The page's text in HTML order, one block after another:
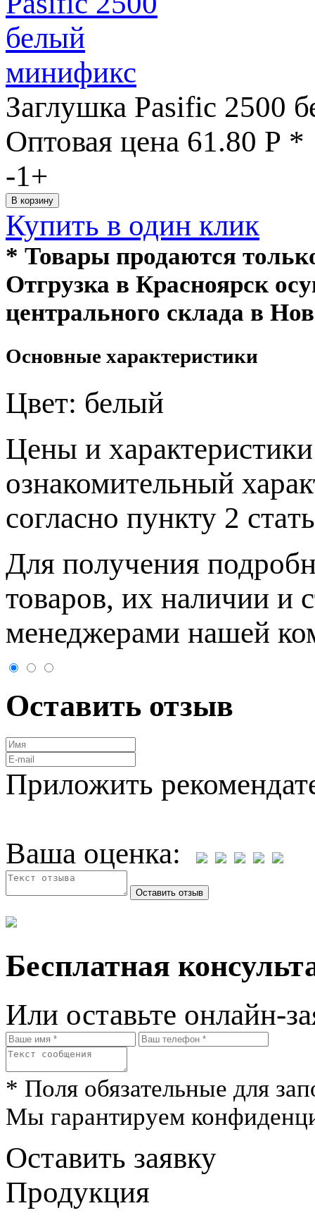
Заглушка Pasific 2500
Оптовая цена 61.80 Р *
-1+
Купить в один клик
* Товары продаются
Отгрузка в Красноярск
центрального склада в
Основные характеристики
Цвет: белый
Цeны и
ознакомительный
согласно пункту 2
Для пoлучения
товaров, их нaличии и
менеджерами нашей
Оставить отзыв
Приложить
Ваша оценка:
Бесплатная
Или оставьте онлайн-
* Поля обязательные для
Мы гарантируем
Оставить заявку
Продукция